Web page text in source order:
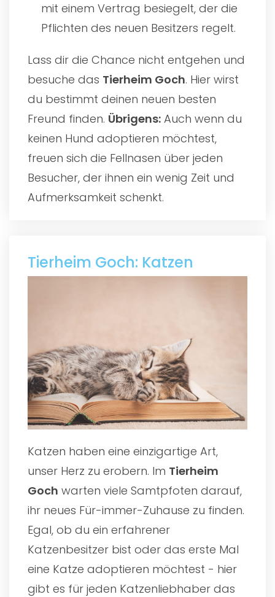
mit einem Vertrag besiegelt, der die
Pflichten des neuen Besitzers regelt.
Lass dir die Chance nicht entgehen und
besuche das Tierheim Goch. Hier wirst
du bestimmt deinen neuen besten
Freund finden. Übrigens: Auch wenn du
keinen Hund adoptieren möchtest,
freuen sich die Fellnasen über jeden
Besucher, der ihnen ein wenig Zeit und
Aufmerksamkeit schenkt.
Tierheim Goch: Katzen
Katzen haben eine einzigartige Art,
unser Herz zu erobern. Im Tierheim
Goch warten viele Samtpfoten darauf,
ihr neues Für-immer-Zuhause zu finden.
Egal, ob du ein erfahrener
Katzenbesitzer bist oder das erste Mal
eine Katze adoptieren möchtest - hier
gibt es für jeden Katzenliebhaber das